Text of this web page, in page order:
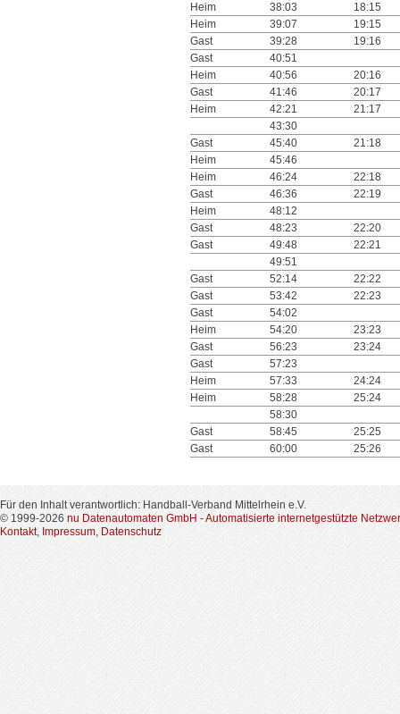
Heim
38:03
18:15
Heim
39:07
19:15
Gast
39:28
19:16
Gast
40:51
Heim
40:56
20:16
Gast
41:46
20:17
Heim
42:21
21:17
43:30
Gast
45:40
21:18
Heim
45:46
Heim
46:24
22:18
Gast
46:36
22:19
Heim
48:12
Gast
48:23
22:20
Gast
49:48
22:21
49:51
Gast
52:14
22:22
Gast
53:42
22:23
Gast
54:02
Heim
54:20
23:23
Gast
56:23
23:24
Gast
57:23
Heim
57:33
24:24
Heim
58:28
25:24
58:30
Gast
58:45
25:25
Gast
60:00 25:26
Für den Inhalt verantwortlich: Handball-Verband Mittelrhein e.V.
© 1999-2026 nu Datenautomaten GmbH - Automatisierte internetgestützte
Kontakt, Impressum, Datenschutz